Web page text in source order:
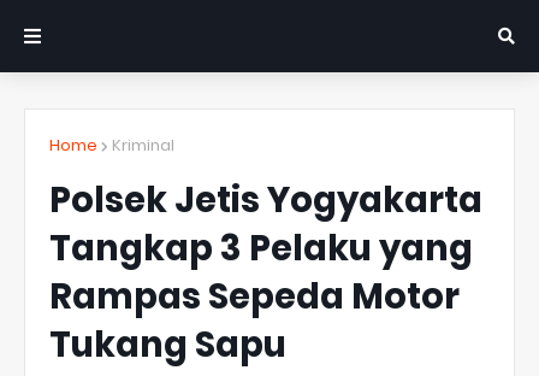
Home Kriminal
Polsek Jetis Yogyakarta
Tangkap 3 Pelaku yang
Rampas Sepeda Motor
Tukang Sapu